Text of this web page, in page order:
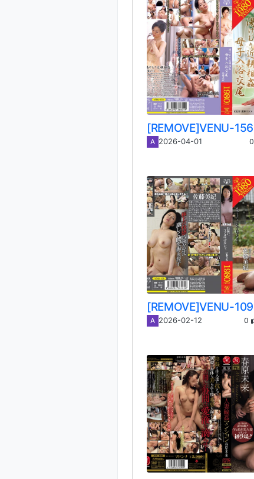
A 2026-04-01 0
A 2026-02-12 0